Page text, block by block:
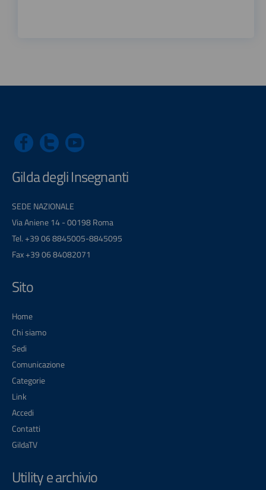
Gilda degli Insegnanti
SEDE NAZIONALE
Via Aniene 14 - 00198 Roma
Tel. +39 06 8845005-8845095
Fax +39 06 84082071
Sito
Home
Chi siamo
Sedi
Comunicazione
Categorie
Link
Accedi
Contatti
GildaTV
Utility e archivio